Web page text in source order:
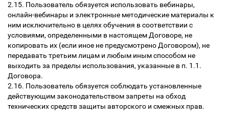
2.15. Пользователь обязуется использовать вебинары,
онлайн-вебинары и электронные методические материалы к
ним исключительно в целях обучения в соответствии с
условиями, определенными в настоящем Договоре, не
копировать их (если иное не предусмотрено Договором), не
передавать третьим лицам и любым иным способом не
выходить за пределы использования, указанные в п. 1.1.
Договора.
2.16. Пользователь обязуется соблюдать установленные
действующим законодательством запреты на обход
технических средств защиты авторского и смежных прав.